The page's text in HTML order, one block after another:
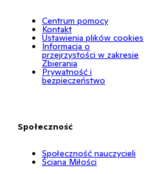
Centrum pomocy
Kontakt
Ustawienia plików cookies
Informacja o
przejrzystości w zakresie
Zbierania
Prywatność i
bezpieczeństwo
Społeczność
Społeczność nauczycieli
Ściana Miłości